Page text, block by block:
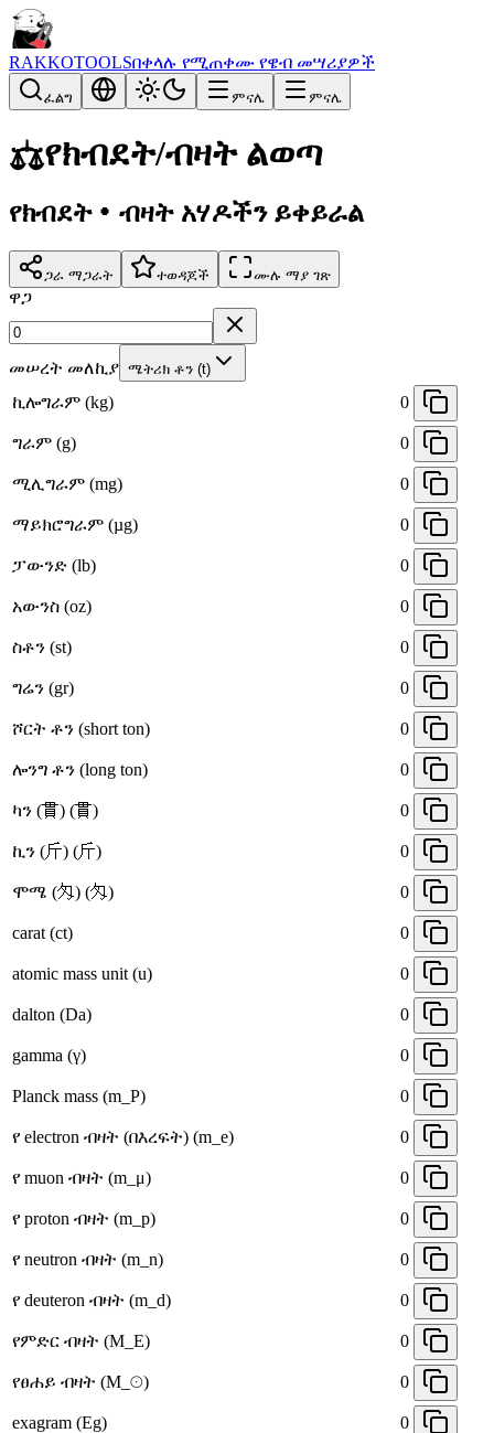
RAKKOTOOLSበቀላሉ የሚጠቀሙ የዌብ መሣሪያዎች
ፈልግ ምናሌ ምናሌ
⚖️የክብደት/ብዛት ልወጣ
የክብደት・ብዛት አሃዶችን ይቀይራል
ጋራ ማጋራት ተወዳጆች ሙሉ ማያ ገጽ
ዋጋ
መሠረት መለኪያ ሜትሪክ ቶን (t)
ኪሎግራም (kg) 0
ግራም (g) 0
ሚሊግራም (mg) 0
ማይክሮግራም (µg) 0
ፓውንድ (lb) 0
አውንስ (oz) 0
ስቶን (st) 0
ግሬን (gr) 0
ሾርት ቶን (short ton) 0
ሎንግ ቶን (long ton) 0
ካን (貫) (貫) 0
ኪን (斤) (斤) 0
ሞሜ (匁) (匁) 0
carat (ct) 0
atomic mass unit (u) 0
dalton (Da) 0
gamma (γ) 0
Planck mass (m_P) 0
የ electron ብዛት (በእረፍት) (m_e) 0
የ muon ብዛት (m_μ) 0
የ proton ብዛት (m_p) 0
የ neutron ብዛት (m_n) 0
የ deuteron ብዛት (m_d) 0
የምድር ብዛት (M_E) 0
የፀሐይ ብዛት (M_☉) 0
exagram (Eg) 0